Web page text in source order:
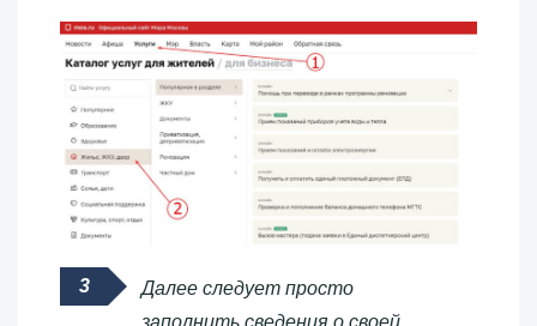
Далее следует просто
заполнить сведения о своей